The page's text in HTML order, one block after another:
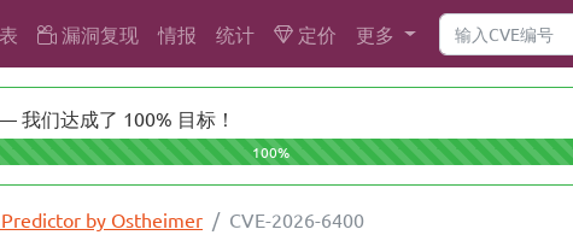
漏洞复现 情报 统计 定价 更多
我们达成了 100% 目标！
100%
by Ostheimer CVE-2026-6400